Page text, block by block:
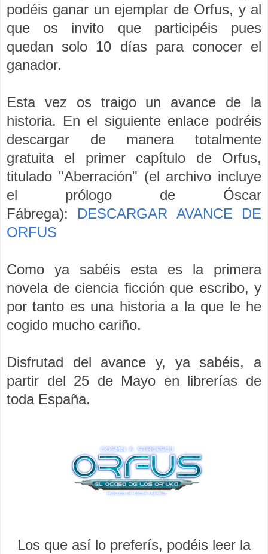
podéis ganar un ejemplar de Orfus, y al
que os invito que participéis pues
quedan solo 10 días para conocer el
ganador.
Esta vez os traigo un avance de la
historia. En el siguiente enlace podréis
descargar de manera totalmente
gratuita el primer capítulo de Orfus,
titulado "Aberración" (el archivo incluye
el prólogo de Óscar
Fábrega): DESCARGAR AVANCE DE
ORFUS
Como ya sabéis esta es la primera
novela de ciencia ficción que escribo, y
por tanto es una historia a la que le he
cogido mucho cariño.
Disfrutad del avance y, ya sabéis, a
partir del 25 de Mayo en librerías de
toda España.
Los que así lo preferís, podéis leer la